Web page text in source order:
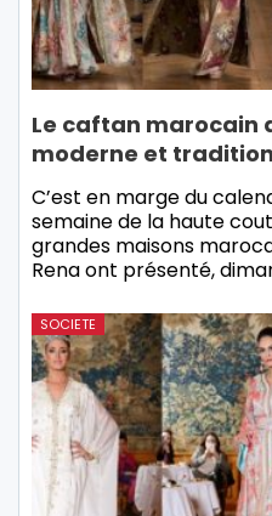
Le caftan marocain
moderne et
C’est en marge du
semaine de la haute
grandes maisons
Rena ont présenté,
SOCIETE